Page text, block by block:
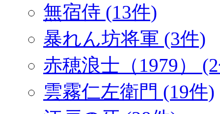
無宿侍 (13件)
暴れん坊将軍 (3件)
赤穂浪士（1979）
雲霧仁左衛門 (19件)